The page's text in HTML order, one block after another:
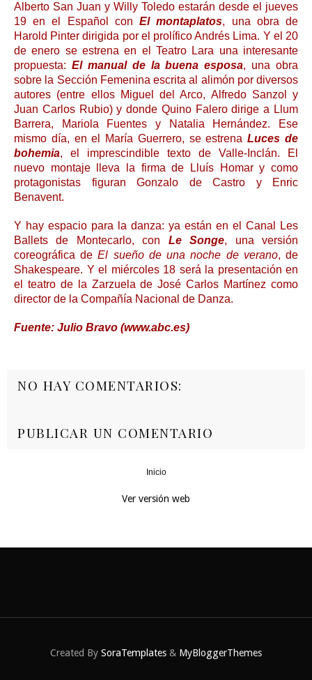
Alberto San Juan y Willy Toledo estarán desde el jueves
19 en el Español conEl montaplatos, una obra de
Harold Pinter dirigida por el prolífico Andrés Lima. Y el 20
de enero se estrena en el Teatro Lara una interesante
propuesta: El manual de la buena esposa, una obra
sobre la Sección Femenina escrita al alimón por diversos
autores (entre ellos Miguel del Arco, Alfredo Sanzol y
Juan Carlos Rubio) y donde Quino Falero dirige a Llum
Barrera, Mariola Fuentes y Natalia Hernández. Ese
mismo día, en el María Guerrero, se estrenaLuces de
bohemia, el imprescindible texto de Valle-Inclán. El
nuevo montaje lleva la firma de Lluís Homar y como
protagonistas figuran Gonzalo de Castro y Enric
Benavent.
Y hay espacio para la danza: ya están en el Canal Les
Ballets de Montecarlo, con Le Songe, una versión
coreográfica deEl sueño de una noche de verano, de
Shakespeare. Y el miércoles 18 será la presentación en
el teatro de la Zarzuela de José Carlos Martínez como
director de la Compañía Nacional de Danza.
Fuente: Julio Bravo (www.abc.es)
NO HAY COMENTARIOS:
PUBLICAR UN COMENTARIO
Inicio
Ver versión web
Created By SoraTemplates & MyBloggerThemes